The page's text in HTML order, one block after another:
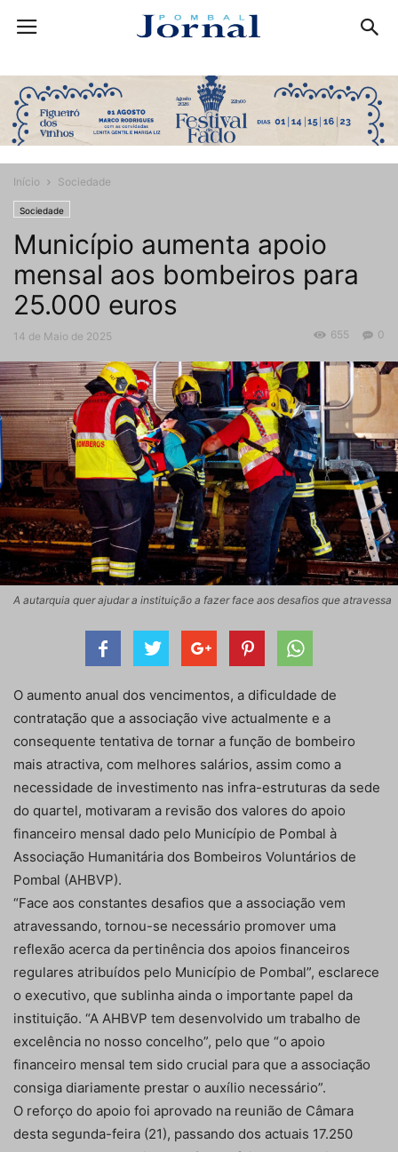
Início Sociedade
Sociedade
Município aumenta apoio
mensal aos bombeiros para
25.000 euros
14 de Maio de 2025 0
655
A autarquia quer ajudar a instituição a fazer face aos desafios que atravessa
O aumento anual dos vencimentos, a dificuldade de
contratação que a associação vive actualmente e a
consequente tentativa de tornar a função de bombeiro
mais atractiva, com melhores salários, assim como a
necessidade de investimento nas infra-estruturas da sede
do quartel, motivaram a revisão dos valores do apoio
financeiro mensal dado pelo Município de Pombal à
Associação Humanitária dos Bombeiros Voluntários de
Pombal (AHBVP).
“Face aos constantes desafios que a associação vem
atravessando, tornou-se necessário promover uma
reflexão acerca da pertinência dos apoios financeiros
regulares atribuídos pelo Município de Pombal”, esclarece
o executivo, que sublinha ainda o importante papel da
instituição. “A AHBVP tem desenvolvido um trabalho de
excelência no nosso concelho”, pelo que “o apoio
financeiro mensal tem sido crucial para que a associação
consiga diariamente prestar o auxílio necessário”.
O reforço do apoio foi aprovado na reunião de Câmara
desta segunda-feira (21), passando dos actuais 17.250